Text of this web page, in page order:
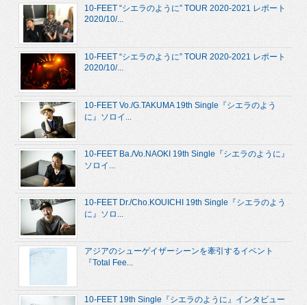
10-FEET “シエラのように” TOUR 2020-2021 レポート
2020/10/...
10-FEET “シエラのように” TOUR 2020-2021 レポート
2020/10/...
10-FEET Vo./G.TAKUMA 19th Single『シエラのよう
に』ソロイ...
10-FEET Ba./Vo.NAOKI 19th Single『シエラのように』
ソロイ...
10-FEET Dr./Cho.KOUICHI 19th Single『シエラのよう
に』ソロ...
アジアのシューゲイザーシーンを牽引するイベント
『Total Fee...
10-FEET 19th Single『シエラのように』インタビュー